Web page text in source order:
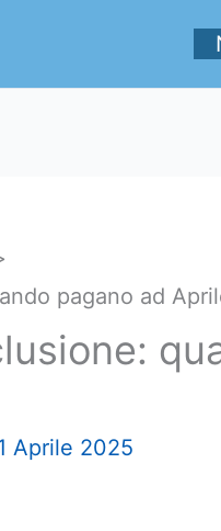
pagano ad
Aprile 2025